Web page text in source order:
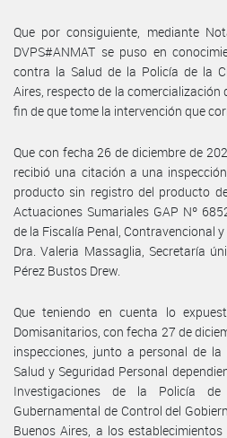
Que por consiguiente, mediante
DVPS#ANMAT se puso en
contra la Salud de la Policía de la
Aires, respecto de la
fin de que tome la intervención que
Que con fecha 26 de diciembre de
recibió una citación a una
producto sin registro del producto
Actuaciones Sumariales GAP Nº
de la Fiscalía Penal, Contravencional
Dra. Valeria Massaglia, Secretaría
Pérez Bustos Drew.
Que teniendo en cuenta lo
Domisanitarios, con fecha 27 de
inspecciones, junto a personal de
Salud y Seguridad Personal
Investigaciones de la Policía
Gubernamental de Control del
Buenos Aires, a los establecimientos